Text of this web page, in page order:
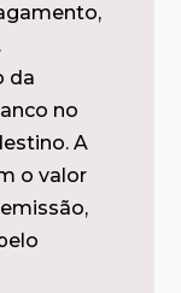
da
no
A
o valor